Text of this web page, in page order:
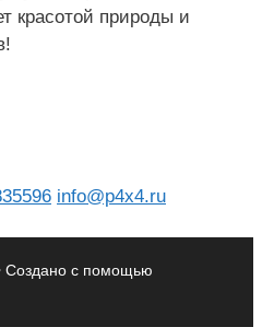
красотой природы и
info@p4x4.ru
Создано с помощью